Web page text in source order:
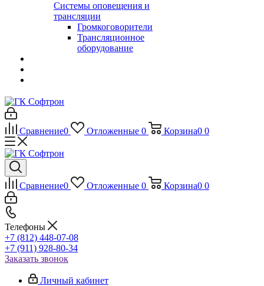
Системы оповещения и
трансляции
Громкоговорители
Трансляционное
оборудование
Сравнение0 Отложенные 0 Корзина0 0
Сравнение0 Отложенные 0 Корзина0 0
Телефоны
+7 (812) 448-07-08
+7 (911) 928-80-34
Заказать звонок
Личный кабинет